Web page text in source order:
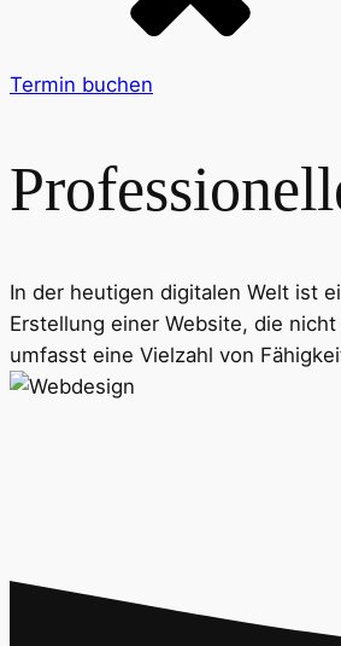
Termin buchen
In der heutigen digitalen Welt ist
Erstellung einer Website, die
umfasst eine Vielzahl von